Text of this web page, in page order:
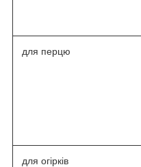
для перцю
для огірків